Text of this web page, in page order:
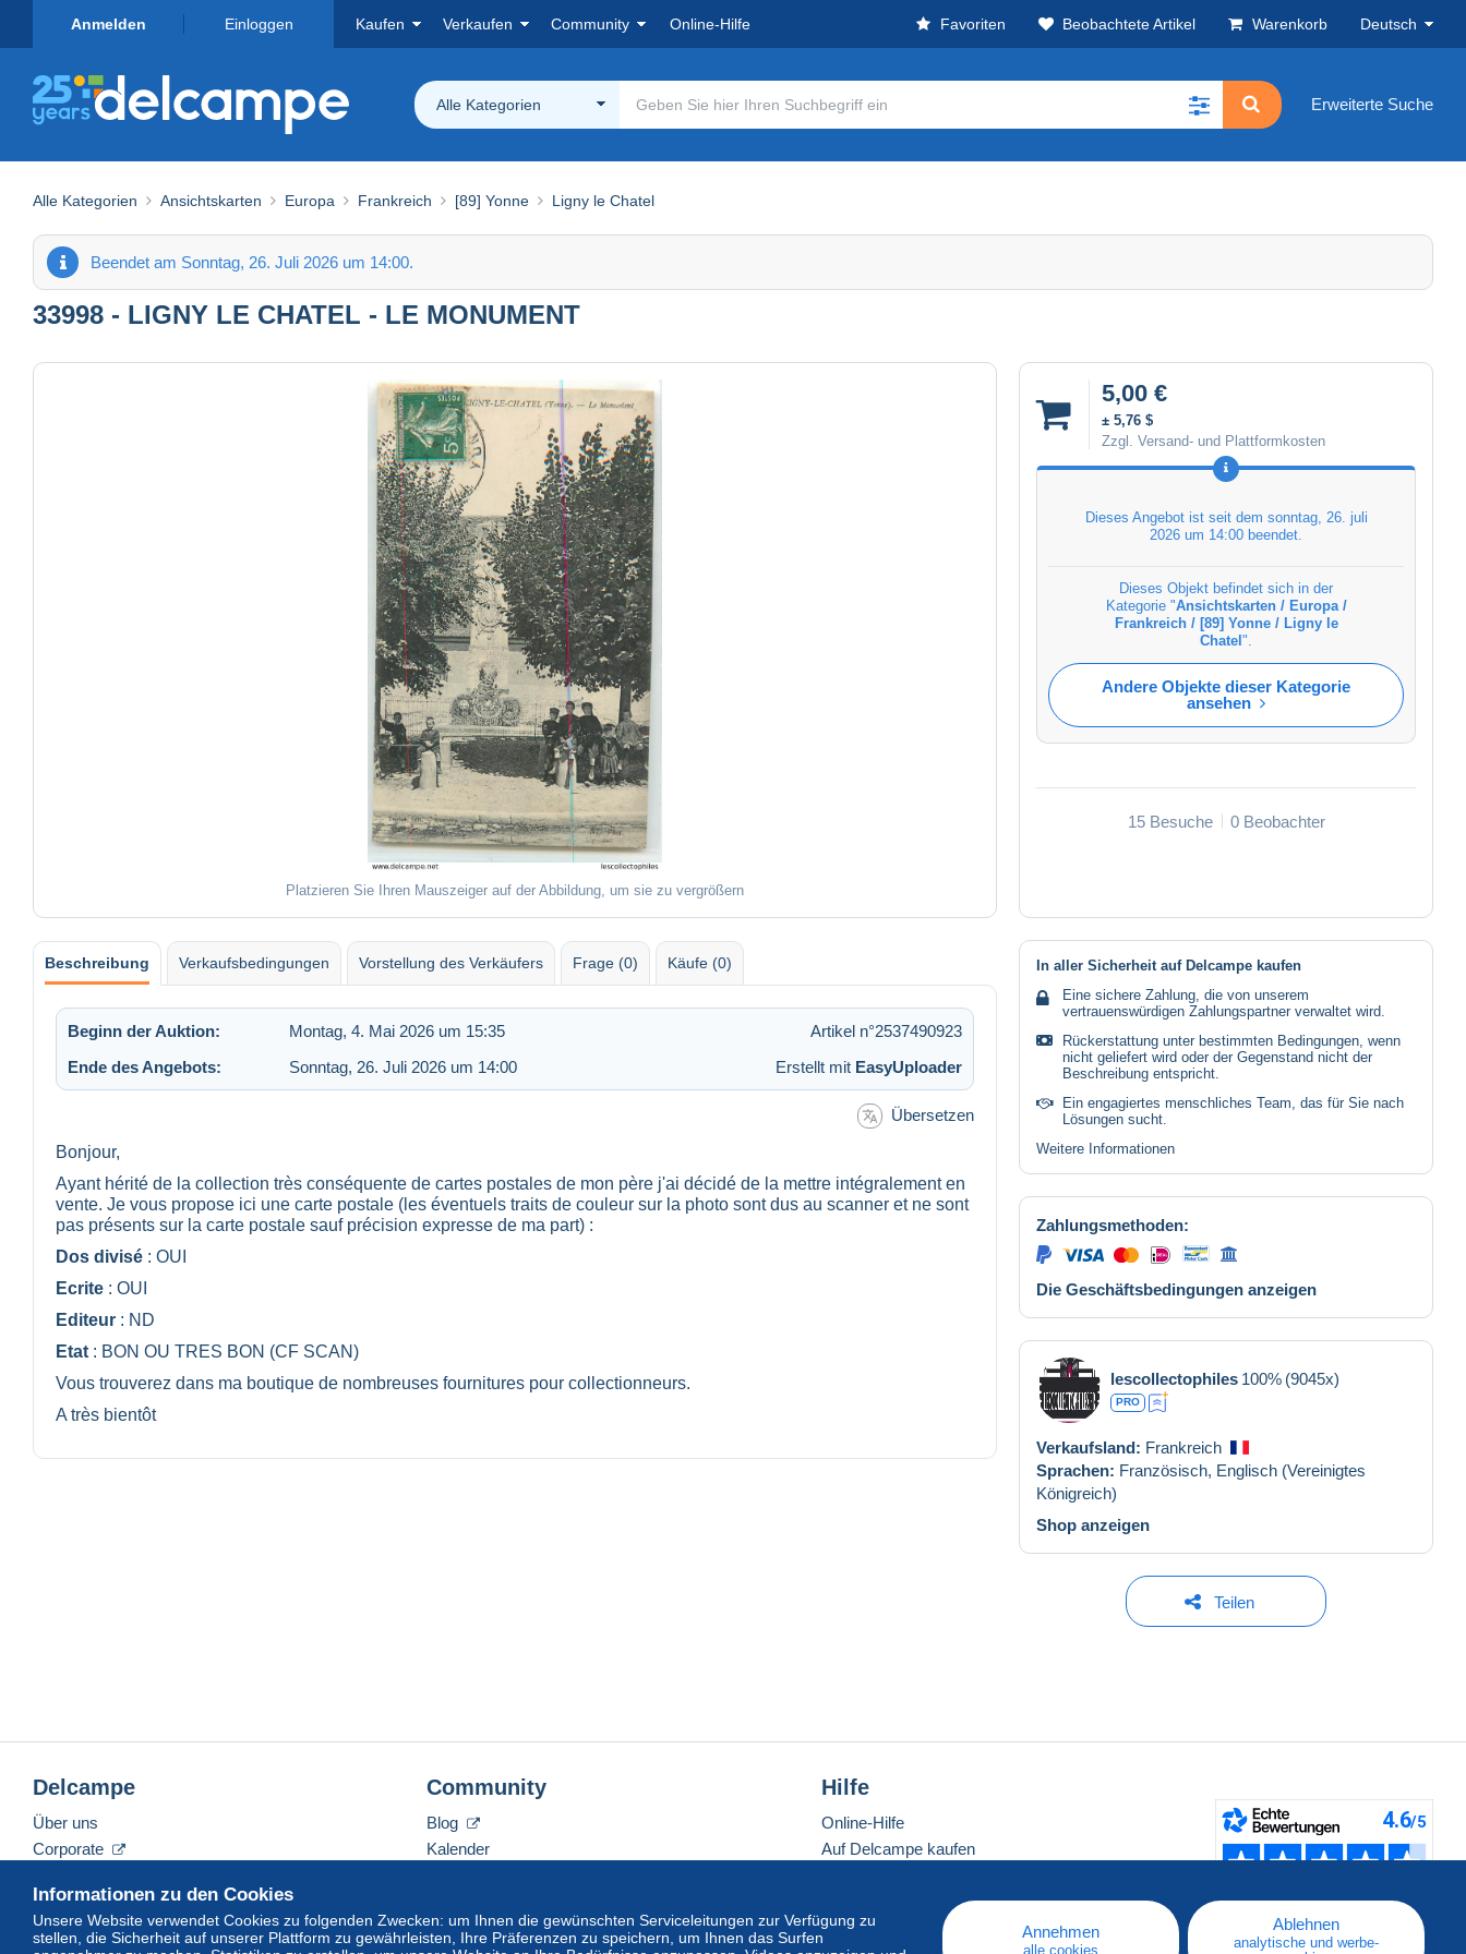
Anmelden Einloggen Kaufen Verkaufen Community Online-Hilfe Favoriten Beobachtete Artikel Warenkorb Deutsch
Alle Kategorien Erweiterte Suche
Alle Kategorien Ansichtskarten Europa Frankreich [89] Yonne Ligny le Chatel
Beendet am Sonntag, 26. Juli 2026 um 14:00.
33998 - LIGNY LE CHATEL - LE MONUMENT
Platzieren Sie Ihren Mauszeiger auf der Abbildung, um sie zu vergrößern
5,00 €
± 5,76 $
Zzgl. Versand- und Plattformkosten
Dieses Angebot ist seit dem sonntag, 26. juli
2026 um 14:00 beendet.
Dieses Objekt befindet sich in der
Kategorie "Ansichtskarten / Europa /
Frankreich / [89] Yonne / Ligny le
Chatel ".
Andere Objekte dieser Kategorie
ansehen
15 Besuche 0 Beobachter
Beschreibung Verkaufsbedingungen Vorstellung des Verkäufers Frage (0) Käufe (0)
Beginn der Auktion: Montag, 4. Mai 2026 um 15:35
Artikel n°2537490923
Ende des Angebots:
Sonntag, 26. Juli 2026 um 14:00 Erstellt mit EasyUploader
Übersetzen
Bonjour,
Ayant hérité de la collection très conséquente de cartes postales de mon père j'ai décidé de la mettre intégralement en
vente. Je vous propose ici une carte postale (les éventuels traits de couleur sur la photo sont dus au scanner et ne sont
pas présents sur la carte postale sauf précision expresse de ma part) :
Dos divisé : OUI
Ecrite : OUI
Editeur : ND
Etat : BON OU TRES BON (CF SCAN)
Vous trouverez dans ma boutique de nombreuses fournitures pour collectionneurs.
A très bientôt
In aller Sicherheit auf Delcampe kaufen
Eine sichere Zahlung, die von unserem
vertrauenswürdigen Zahlungspartner verwaltet wird.
Rückerstattung unter bestimmten Bedingungen, wenn
nicht geliefert wird oder der Gegenstand nicht der
Beschreibung entspricht.
Ein engagiertes menschliches Team, das für Sie nach
Lösungen sucht.
Weitere Informationen
Zahlungsmethoden:
Die Geschäftsbedingungen anzeigen
lescollectophiles 100% (9045x)
PRO
Verkaufsland: Frankreich
Sprachen: Französisch, Englisch (Vereinigtes
Königreich)
Shop anzeigen
Teilen
Informationen zu den Cookies
Unsere Website verwendet Cookies zu folgenden Zwecken: um Ihnen die gewünschten Serviceleitungen zur Verfügung zu
stellen, die Sicherheit auf unserer Plattform zu gewährleisten, Ihre Präferenzen zu speichern, um Ihnen das Surfen
Annehmen
alle cookies
Ablehnen
analytische und werbe-
Delcampe
Über uns
Corporate
Nehmen Sie Kontakt mit uns auf
Community
Blog
Kalender
Hilfe
Online-Hilfe
Auf Delcampe kaufen
Eine sichere Website